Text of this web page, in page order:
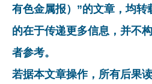
有色金属报）”的文章，均转
的在于传递更多信息，并不
者参考。
若据本文章操作，所有后果